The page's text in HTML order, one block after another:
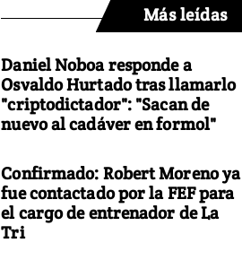
Más leídas
Daniel Noboa responde a
Osvaldo Hurtado tras llamarlo
"criptodictador": "Sacan de
nuevo al cadáver en formol"
Confirmado: Robert Moreno ya
fue contactado por la FEF para
el cargo de entrenador de La
Tri